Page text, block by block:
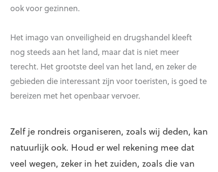
ook voor gezinnen.
Het imago van onveiligheid en drugshandel kleeft
nog steeds aan het land, maar dat is niet meer
terecht. Het grootste deel van het land, en zeker de
gebieden die interessant zijn voor toeristen, is goed te
bereizen met het openbaar vervoer.
Zelf je rondreis organiseren, zoals wij deden, kan
natuurlijk ook. Houd er wel rekening mee dat
veel wegen, zeker in het zuiden, zoals die van